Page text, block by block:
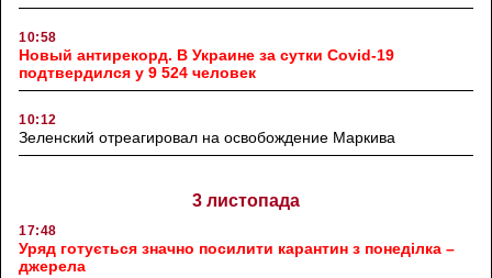
10:58
Новый антирекорд. В Украине за сутки Covid-19
подтвердился у 9 524 человек
10:12
Зеленский отреагировал на освобождение Маркива
3 листопада
17:48
Уряд готується значно посилити карантин з понеділка –
джерела